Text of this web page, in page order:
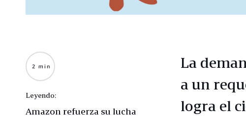
La
a un
logra el
2 min
Leyendo:
Amazon refuerza su lucha